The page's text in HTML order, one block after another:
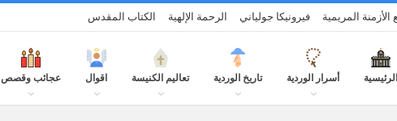
الأزمنة المريمية فيرونيكا جولياني الرحمة الإلهية الكتاب المقدس
الرئيسية أسرار الوردية تاريخ الوردية تعاليم الكنيسة اقوال عجائب وقصص